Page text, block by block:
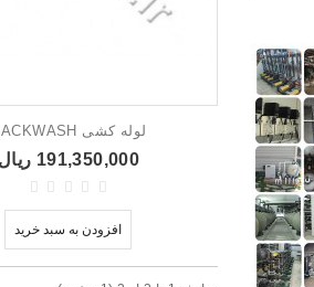
لوله کشی BACKWASH
191,350,000 ریال
افزودن به سبد خرید